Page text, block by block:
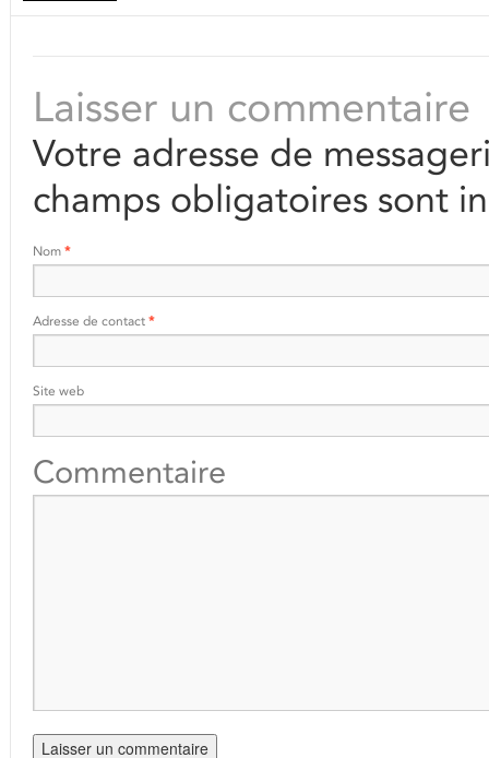
Laisser un commentaire
Votre adresse de
champs obligatoires sont
Nom *
Adresse de contact *
Site web
Commentaire